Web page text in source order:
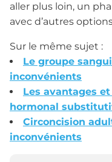
aller plus loin, un
avec d’autres
Sur le même sujet :
Le groupe
inconvénients
Les avantages
hormonal
Circoncision
inconvénients